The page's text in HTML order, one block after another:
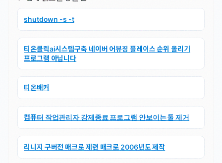
shutdown -s -t
티온클릭ai시스템구축 네이버 어뷰징 플레이스 순위 올리기
프로그램 아닙니다
티온배커
컴퓨터 작업관리자 강제종료 프로그램 안보이는 툴 제거
리니지 구버전 매크로 제련 매크로 2006년도 제작